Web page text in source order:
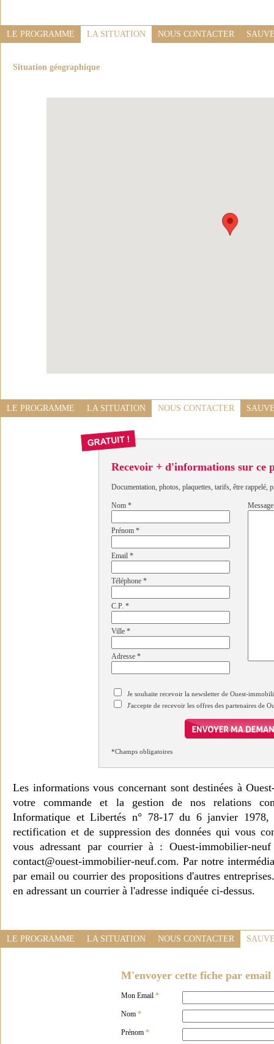
LE PROGRAMME LA SITUATION NOUS CONTACTER
Situation géographique
LE PROGRAMME LA SITUATION NOUS CONTACTER
Recevoir + d'informations sur ce
Documentation, photos, plaquettes, tarifs, être rappelé,
Nom *
Prénom *
Email *
Téléphone *
C.P. *
Ville *
Adresse *
Message
Je souhaite recevoir la newsletter de Ouest-
J'accepte de recevoir les offres des partenaires de
*Champs obligatoires
Les informations vous concernant sont destinées à
votre commande et la gestion de nos relations
Informatique et Libertés n° 78-17 du 6 janvier 1978,
rectification et de suppression des données qui vous
vous adressant par courrier à : Ouest-immobilier-
contact@ouest-immobilier-neuf.com. Par notre
par email ou courrier des propositions d'autres
en adressant un courrier à l'adresse indiquée ci-dessus.
LE PROGRAMME LA SITUATION NOUS CONTACTER
M'envoyer cette fiche par email
Mon Email *
Nom *
Prénom *